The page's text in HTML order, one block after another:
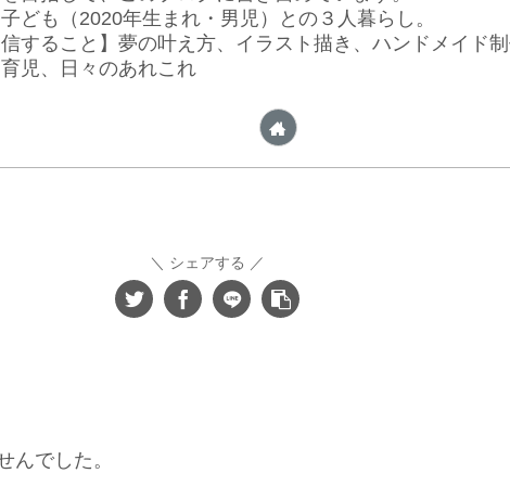
ども（2020年生まれ・男児）との３人暮らし。
信すること】夢の叶え方、イラスト描き、ハンドメイド
児、日々のあれこれ
シェアする
んでした。